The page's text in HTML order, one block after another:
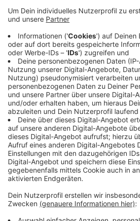
hoch - fast so hoch wie der
Umsätzen sei er sehr zufrieden
berichtet ist auch der
seinen ersten
hatte nach einer Ausschreibung
Zuschlag bekommen - nicht nur
Weihnachtsmarkt, sondern auch
Laurentiusplatz und in Barmen.
Veröffentlicht:Mittwoch, 11.03.2026
Anzeige